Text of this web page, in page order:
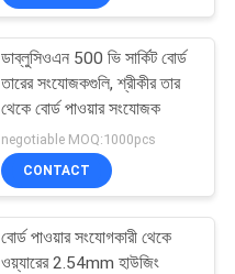
ডাব্লুসিওএন 500 ভি সার্কিট বোর্ড
তারের সংযোজকগুলি, শ্রীকীর তার
থেকে বোর্ড পাওয়ার সংযোজক
negotiable MOQ:1000pcs
CONTACT
বোর্ড পাওয়ার সংযোগকারী থেকে
ওয়্যারের 2.54mm হাউজিং